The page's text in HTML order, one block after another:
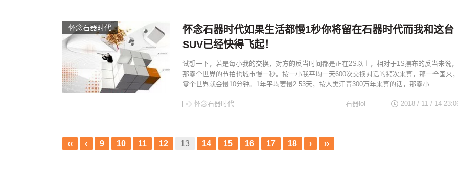
怀念石器时代
怀念石器时代如果生活都慢1秒你将留在石器时代而我和这台
SUV已经快得飞起！
试想一下，若是每小我的交换，对方的反当时间都是正在2S以上，相对于1S摆布的反当来说，
那零个世界的节拍也城市慢一秒。按一小我平均一天600次交换对话的频次来算，那一全国来
零个世界就会慢10分钟。1年平均要慢2.53天，按人类汗青300万年来算的话，那零小...
怀念石器时代 2018 / 11 / 14
石器lol
‹‹ ‹ 9 10 11 12 13 14 15 16 17 18 › ››